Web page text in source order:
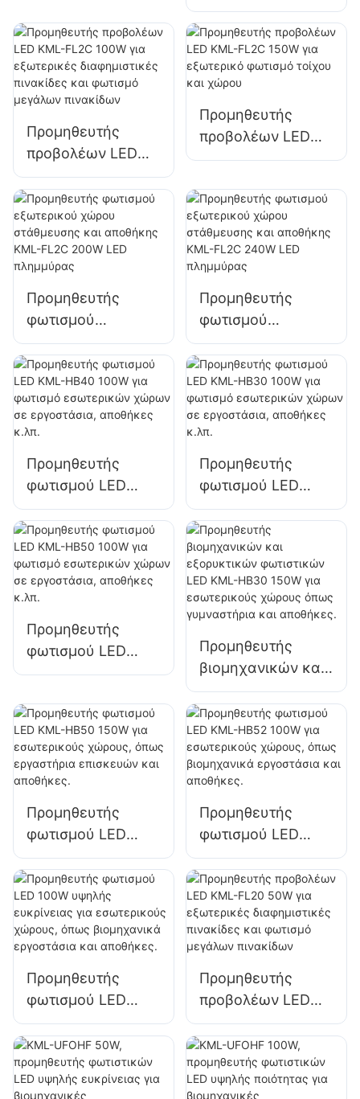
χώρων
στάθμευσης και
αποθήκευσης
KML-FL2C 50W για
εξωτερικές
διαφημιστικές
πινακίδες και
πινακίδων
Προμηθευτής
προβολέων LED
KML-FL2C 100W
για εξωτερικές
διαφημιστικές
πινακίδες και
φωτισμό μεγάλων
Προμηθευτής
προβολέων LED
KML-FL2C 150W
φωτισμό τοίχου
και χώρου
Προμηθευτής
φωτισμού
εξωτερικού χώρου
στάθμευσης και
αποθήκης KML-
FL2C 200W LED
πλημμύρας
Προμηθευτής
φωτισμού
εξωτερικού χώρου
στάθμευσης και
αποθήκης KML-
FL2C 240W LED
πλημμύρας
Προμηθευτής
φωτισμού LED
KML-HB40 100W
για φωτισμό
εσωτερικών
χώρων σε
εργοστάσια,
Προμηθευτής
φωτισμού LED
KML-HB30 100W
για φωτισμό
εσωτερικών
χώρων σε
εργοστάσια,
αποθήκες κ.λπ.
Προμηθευτής
φωτισμού LED
KML-HB50 100W
εσωτερικών
χώρων σε
εργοστάσια,
αποθήκες κ.λπ.
Προμηθευτής
βιομηχανικών και
εξορυκτικών
φωτιστικών LED
KML-HB30 150W
για εσωτερικούς
χώρους όπως
αποθήκες.
Προμηθευτής
φωτισμού LED
KML-HB50 150W
για εσωτερικούς
χώρους, όπως
εργαστήρια
επισκευών και
Προμηθευτής
φωτισμού LED
KML-HB52 100W
για εσωτερικούς
χώρους, όπως
βιομηχανικά
εργοστάσια και
Προμηθευτής
φωτισμού LED
100W υψηλής
ευκρίνειας για
εσωτερικούς
χώρους, όπως
Προμηθευτής
προβολέων LED
KML-FL20 50W για
εξωτερικές
διαφημιστικές
πινακίδες και